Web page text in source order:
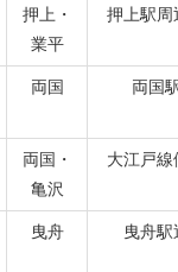
押上・
業平
押上駅周
両国 両国
両国・
亀沢
大江戸
曳舟 曳舟